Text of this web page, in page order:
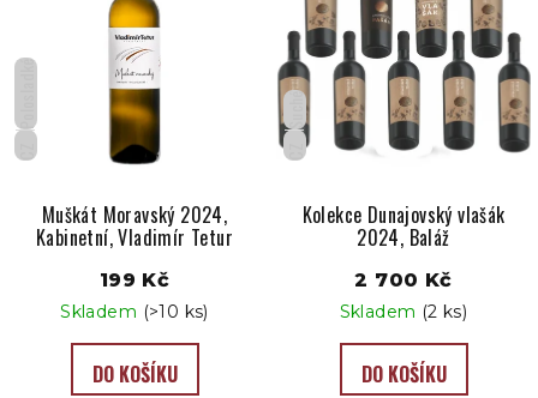
s
r
o
CZ
Muškát Moravský 2024,
Kabinetní, Vladimír Tetur
199 Kč
Skladem (>10 ks)
DO KOŠÍKU
CZ
Suché
Kolekce Dunajovský vlašák
2024, Baláž
2 700 Kč
Skladem (2 ks)
DO KOŠÍKU